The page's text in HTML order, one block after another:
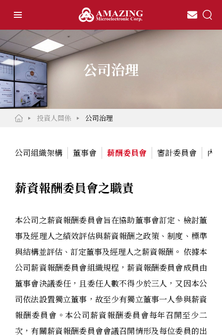
公司治理
投資人關係 公司治理
公司組織架構 董事會 薪酬委員會 審計委員會 內
薪資報酬委員會之職責
本公司之薪資報酬委員會旨在協助董事會訂定、檢討董
事及經理人之績效評估與薪資報酬之政策、制度、標準
與結構並評估、訂定董事及經理人之薪資報酬。 依據本
公司薪資報酬委員會組織規程，薪資報酬委員會成員由
董事會決議委任，且委任人數不得少於三人，又因本公
司依法設置獨立董事，故至少有獨立董事一人參與薪資
報酬委員會。本公司薪資報酬委員會每年召開至少二
次，有關薪資報酬委員會會議召開情形及每位委員的出